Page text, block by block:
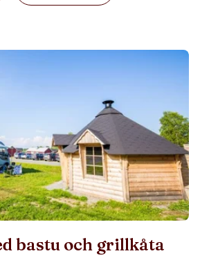
bastu och grillkåta